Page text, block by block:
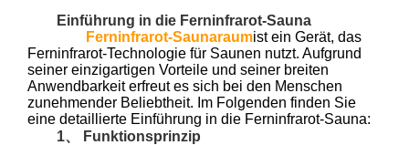
Einführung in die Ferninfrarot-Sauna
Ferninfrarot-Saunaraumist ein Gerät, das
Ferninfrarot-Technologie für Saunen nutzt. Aufgrund
seiner einzigartigen Vorteile und seiner breiten
Anwendbarkeit erfreut es sich bei den Menschen
zunehmender Beliebtheit. Im Folgenden finden Sie
eine detaillierte Einführung in die Ferninfrarot-Sauna:
1、 Funktionsprinzip